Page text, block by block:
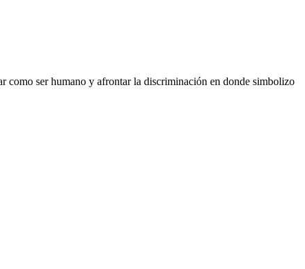
como ser humano y afrontar la discriminación en donde simbolizo